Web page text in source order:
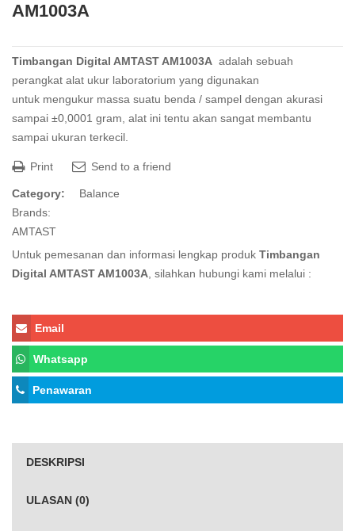
AM1003A
Timbangan Digital AMTAST AM1003A adalah sebuah
perangkat alat ukur laboratorium yang digunakan
untuk mengukur massa suatu benda / sampel dengan akurasi
sampai ±0,0001 gram, alat ini tentu akan sangat membantu
sampai ukuran terkecil.
Print Send to a friend
Category:
Balance
Brands:
AMTAST
Untuk pemesanan dan informasi lengkap produk Timbangan
Digital AMTAST AM1003A , silahkan hubungi kami melalui :
Email
Whatsapp
Penawaran
DESKRIPSI
ULASAN (0)